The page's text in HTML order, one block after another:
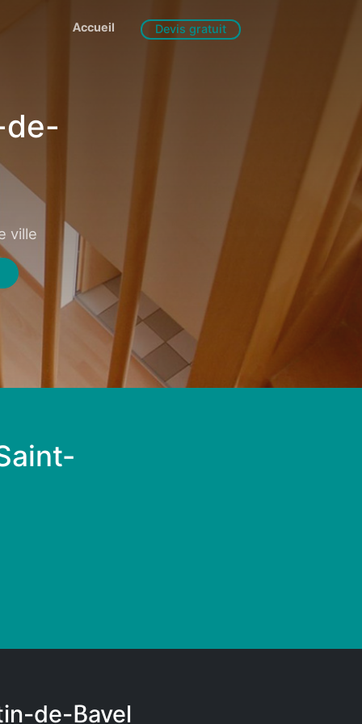
Accueil Devis gratuit
ville
de-Bavel